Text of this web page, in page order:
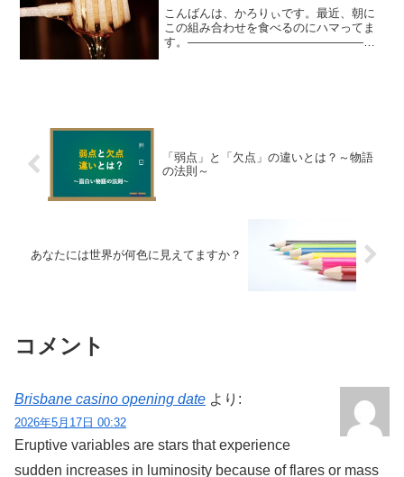
こんばんは、かろりぃです。最近、朝に
この組み合わせを食べるのにハマってま
す。――――――――――――――――
「弱点」と「欠点」の違いとは？～物語
の法則～
あなたには世界が何色に見えてますか？
コメント
Brisbane casino opening date より:
2026年5月17日 00:32
Eruptive variables are stars that experience
sudden increases in luminosity because of flares or mass